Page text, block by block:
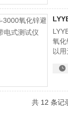
氧化
以
共 12 条